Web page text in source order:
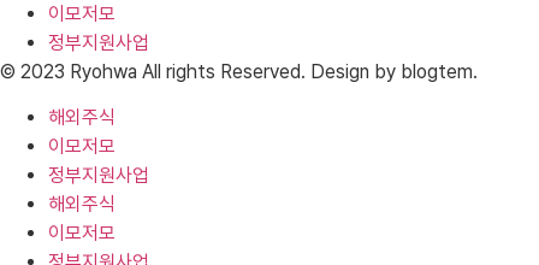
이모저모
정부지원사업
© 2023 Ryohwa All rights Reserved. Design by blogtem.
해외주식
이모저모
정부지원사업
해외주식
이모저모